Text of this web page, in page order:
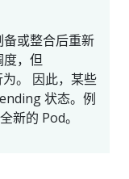
或整合后重新
，但
。 因此，某些
状态。例
新的 Pod。